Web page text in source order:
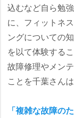
込むなど自ら勉
に、フィットネ
ングについての
を以て体験する
故障修理やメン
ことを千葉さんは
「複雑な故障の